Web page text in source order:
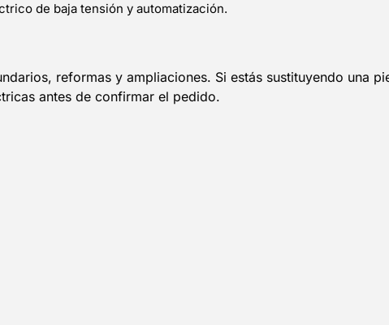
de baja tensión y automatización.
reformas y ampliaciones. Si estás sustituyendo una
antes de confirmar el pedido.